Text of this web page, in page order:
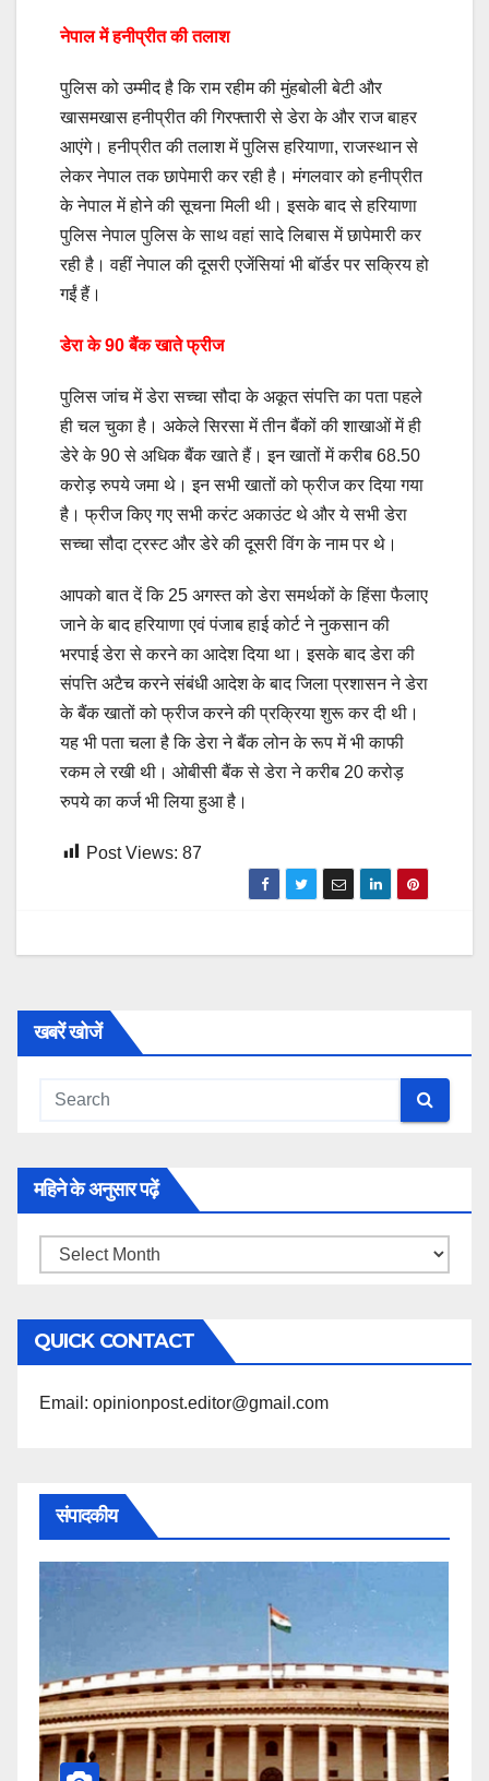
नेपाल में हनीप्रीत की तलाश
पुलिस को उम्मीद है कि राम रहीम की मुंहबोली बेटी और
खासमखास हनीप्रीत की गिरफ्तारी से डेरा के और राज बाहर
आएंगे। हनीप्रीत की तलाश में पुलिस हरियाणा, राजस्थान से
लेकर नेपाल तक छापेमारी कर रही है। मंगलवार को हनीप्रीत
के नेपाल में होने की सूचना मिली थी। इसके बाद से हरियाणा
पुलिस नेपाल पुलिस के साथ वहां सादे लिबास में छापेमारी कर
रही है। वहीं नेपाल की दूसरी एजेंसियां भी बॉर्डर पर सक्रिय हो
गईं हैं।
डेरा के 90 बैंक खाते फ्रीज
पुलिस जांच में डेरा सच्चा सौदा के अकूत संपत्ति का पता पहले
ही चल चुका है। अकेले सिरसा में तीन बैंकों की शाखाओं में ही
डेरे के 90 से अधिक बैंक खाते हैं। इन खातों में करीब 68.50
करोड़ रुपये जमा थे। इन सभी खातों को फ्रीज कर दिया गया
है। फ्रीज किए गए सभी करंट अकाउंट थे और ये सभी डेरा
सच्चा सौदा ट्रस्ट और डेरे की दूसरी विंग के नाम पर थे।
आपको बात दें कि 25 अगस्त को डेरा समर्थकों के हिंसा फैलाए
जाने के बाद हरियाणा एवं पंजाब हाई कोर्ट ने नुकसान की
भरपाई डेरा से करने का आदेश दिया था। इसके बाद डेरा की
संपत्ति अटैच करने संबंधी आदेश के बाद जिला प्रशासन ने डेरा
के बैंक खातों को फ्रीज करने की प्रक्रिया शुरू कर दी थी।
यह भी पता चला है कि डेरा ने बैंक लोन के रूप में भी काफी
रकम ले रखी थी। ओबीसी बैंक से डेरा ने करीब 20 करोड़
रुपये का कर्ज भी लिया हुआ है।
Post Views: 87
खबरें खोजें
महिने के अनुसार पढ़ें
महिने
अनुसार
पढ़ें
QUICK CONTACT
Email: opinionpost.editor@gmail.com
संपादकीय